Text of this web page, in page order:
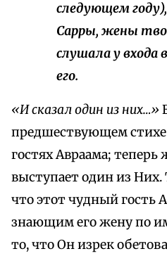
следующем
Сарры, жены
слушала у входа
его.
«И сказал один из них…»
предшествующем стихе
гостях Авраама;
выступает один из Них.
что этот чудный гость
знающим его жену по
то, что Он изрек